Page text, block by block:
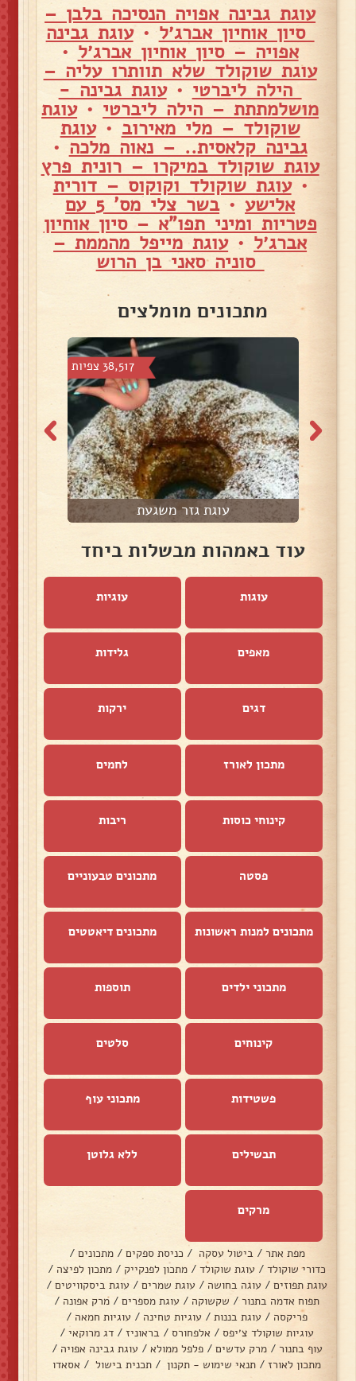
עוגת גבינה אפויה הנסיכה בלבן –
סיון אוחיון אברג׳ל•עוגת גבינה
אפויה – סיון אוחיון אברג׳ל •
עוגת שוקולד שלא תוותרו עליה –
הילה ליברטי •עוגת גבינה -
מושלמתתת – הילה ליברטי •עוגת
שוקולד – מלי מאירוב •עוגת
גבינה קלאסית.. – נאוה מלכה •
עוגת שוקולד במיקרו – רונית פרץ
•עוגת שוקולד וקוקוס – דורית
אלישע• בשר צלי מס' 5 עם
פטריות ומיני תפו"א – סיון אוחיון
אברג׳ל •עוגת מייפל מהממת –
סוניה סאני בן הרוש
מתכונים מומלצים
38,517 צפיות
עוגת גזר משגעת
עוד באמהות מבשלות ביחד
עוגות עוגיות
מאפים גלידות
דגים ירקות
מתכון לאורז לחמים
קינוחי כוסות ריבות
פסטה מתכונים טבעוניים
מתכונים למנות ראשונות מתכונים דיאטטים
מתכוני ילדים תוספות
קינוחים סלטים
פשטידות מתכוני עוף
תבשילים ללא גלוטן
מרקים
מפת אתר / ביטול עסקה / כניסת ספקים / מתכונים /
כדורי שוקולד / עוגת שוקולד / מתכון לפנקייק / מתכון לפיצה /
עוגת תפוזים / עוגה בחושה / עוגת שמרים / עוגת ביסקוויטים /
תפוח אדמה בתנור / שקשוקה / עוגת מספרים / מרק אפונה /
פריקסה / עוגת בננות / עוגיות טחינה / עוגיות חמאה /
עוגיות שוקולד צ׳יפס / אלפחורס / בראוניז / דג מרוקאי /
עוף בתנור / מרק עדשים / פלפל ממולא / עוגת גבינה אפויה /
מתכון לאורז / תנאי שימוש - תקנון / תכנית בישול / אסאדו